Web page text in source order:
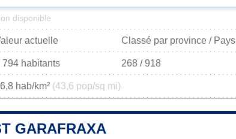
disponible
actuelle Classé par province / Pays
794 habitants 268 / 918
hab/km² (43,6 pop/sq mi)
GARAFRAXA